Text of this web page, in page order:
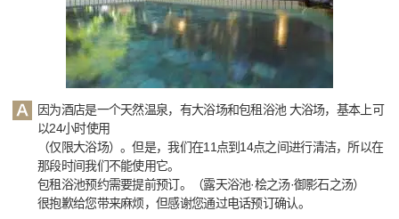
因为酒店是一个天然温泉，有大浴场和包租浴池 大浴场，基本上可
以24小时使用
（仅限大浴场）。但是，我们在11点到14点之间进行清洁，所以在
那段时间我们不能使用它。
包租浴池预约需要提前预订。（露天浴池·桧之汤·御影石之汤）
很抱歉给您带来麻烦，但感谢您通过电话预订确认。